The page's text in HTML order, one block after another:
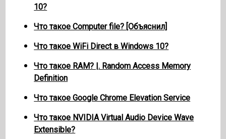
10?
Что такое Computer file? [Объяснил]
Что такое WiFi Direct в Windows 10?
Что такое RAM? |. Random Access Memory
Definition
Что такое Google Chrome Elevation Service
Что такое NVIDIA Virtual Audio Device Wave
Extensible?